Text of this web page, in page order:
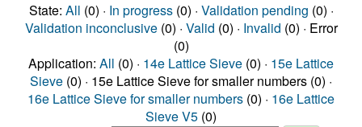
State: All (0) · In progress(0) · Validation pending (0) ·
Validation inconclusive(0) · Valid (0) · Invalid (0) · Error
(0)
Application: All (0) · 14e Lattice Sieve (0) · 15e Lattice
Sieve (0) · 15e Lattice Sieve for smaller numbers (0) ·
16e Lattice Sieve for smaller numbers (0) · 16e Lattice
Sieve V5 (0)